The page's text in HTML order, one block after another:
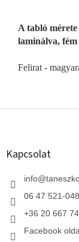
A tabló
laminálva,
Felirat -
L
Kapcsolat
info@
06 47 521-048
+36 20 667
Facebook